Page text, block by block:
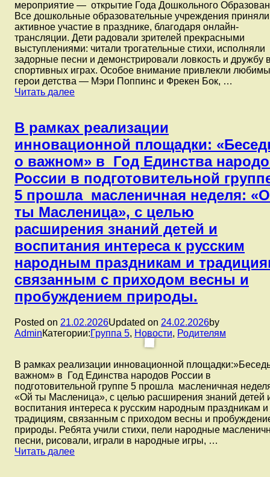
мероприятие — открытие Года Дошкольного
Все дошкольные образовательные учреждения приняли
активное участие в празднике, благодаря онлайн-
трансляции. Дети радовали зрителей прекрасными
выступлениями: читали трогательные стихи, исполняли
задорные песни и демонстрировали ловкость и дружбу
спортивных играх. Особое внимание привлекли
герои детства — Мэри Поппинс и Фрекен Бок, …
Читать далееСегодня
районе
состоялось
яркое
районное
мероприятие
—
открытие
Года
Дошкольного
Образования.
В рамках реализации
инновационной площадки:
о важном» в Год Единства
России в подготовительной
5 прошла масленичная неделя:
ты Масленица», с целью
расширения знаний детей и
воспитания интереса к русским
народным праздникам и
связанным с приходом весны и
пробуждением природы.
Posted on 21.02.2026Updated on 24.02.2026by
AdminКатегории:Группа 5, Новости, Родителям
В рамках реализации инновационной
важном» в Год Единства народов России в
подготовительной группе 5 прошла масленичная
«Ой ты Масленица», с целью расширения знаний детей
воспитания интереса к русским народным праздникам и
традициям, связанным с приходом весны и
природы. Ребята учили стихи, пели народные
песни, рисовали, играли в народные игры, …
Читать далееВ